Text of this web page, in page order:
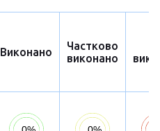
Виконано
Частково
виконано